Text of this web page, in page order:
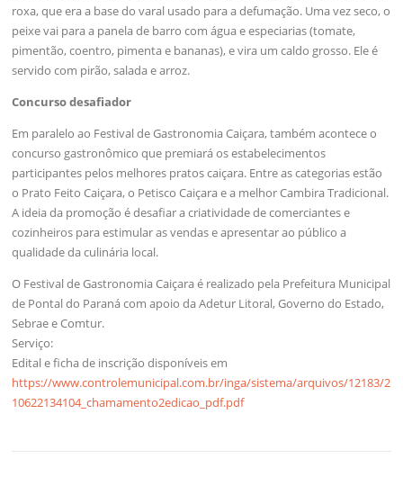
roxa, que era a base do varal usado para a defumação. Uma vez seco, o
peixe vai para a panela de barro com água e especiarias (tomate,
pimentão, coentro, pimenta e bananas), e vira um caldo grosso. Ele é
servido com pirão, salada e arroz.
Concurso desafiador
Em paralelo ao Festival de Gastronomia Caiçara, também acontece o
concurso gastronômico que premiará os estabelecimentos
participantes pelos melhores pratos caiçara. Entre as categorias estão
o Prato Feito Caiçara, o Petisco Caiçara e a melhor Cambira Tradicional.
A ideia da promoção é desafiar a criatividade de comerciantes e
cozinheiros para estimular as vendas e apresentar ao público a
qualidade da culinária local.
O Festival de Gastronomia Caiçara é realizado pela Prefeitura Municipal
de Pontal do Paraná com apoio da Adetur Litoral, Governo do Estado,
Sebrae e Comtur.
Serviço:
Edital e ficha de inscrição disponíveis em
https://www.controlemunicipal.com.br/inga/sistema/arquivos/12183/2
10622134104_chamamento2edicao_pdf.pdf